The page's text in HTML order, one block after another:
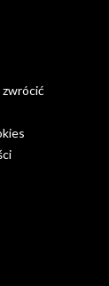
zwrócić